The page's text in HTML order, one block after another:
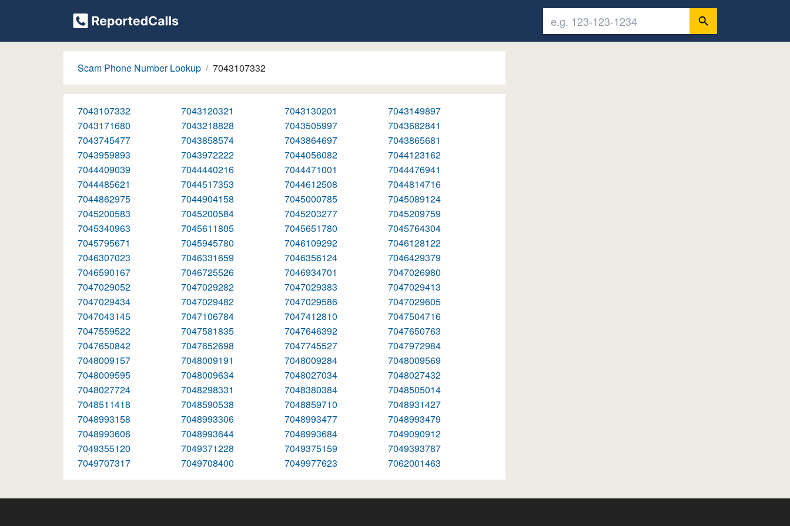
Scam Phone Number Lookup 7043107332
7043107332 7043120321 7043130201
7043149897
7043171680
7043218828 7043505997
7043682841
7043745477
7043858574 7043864697
7043865681
7043959893
7043972222 7044056082
7044123162
7044409039
7044440216 7044471001
7044476941
7044485621
7044517353 7044612508
7044814716
7044862975
7044904158 7045000785
7045089124
7045200583
7045200584 7045203277
7045209759
7045340963
7045611805 7045651780
7045764304
7045795671
7045945780 7046109292
7046128122
7046307023
7046331659 7046356124
7046429379
7046590167
7046725526 7046934701
7047026980
7047029052
7047029282 7047029383
7047029413
7047029434
7047029482 7047029586
7047029605
7047043145
7047106784 7047412810
7047504716
7047559522
7047581835 7047646392
7047650763
7047650842
7047652698 7047745527
7047972984
7048009157
7048009191 7048009284
7048009569
7048009595
7048009634 7048027034
7048027432
7048027724
7048298331 7048380384
7048505014
7048511418
7048590538 7048859710
7048931427
7048993158
7048993306 7048993477
7048993479
7048993606
7048993644 7048993684
7049090912
7049355120
7049371228 7049375159
7049393787
7049707317
7049708400 7049977623 7062001463